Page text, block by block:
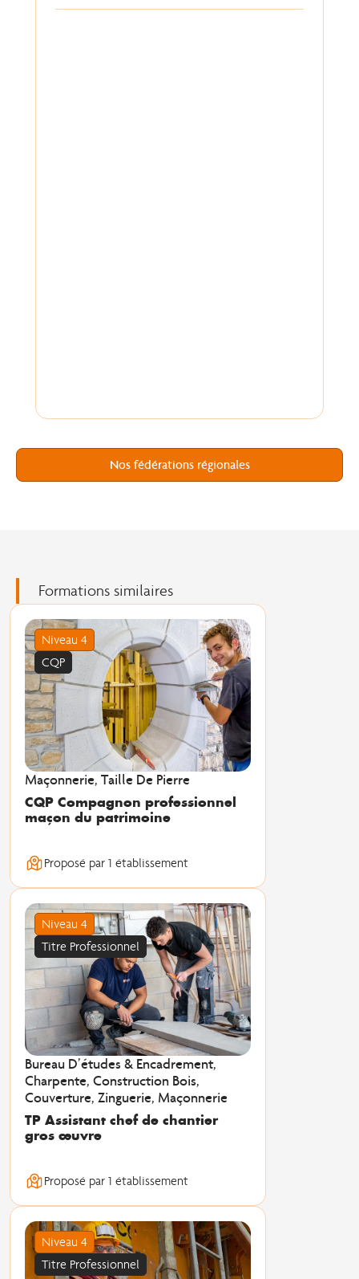
Nos fédérations régionales
Formations similaires
Niveau 4
CQP
Maçonnerie, Taille De Pierre
CQP Compagnon professionnel
maçon du patrimoine
Proposé par 1 établissement
Niveau 4
Titre Professionnel
Bureau D’études & Encadrement,
Charpente, Construction Bois,
Couverture, Zinguerie, Maçonnerie
TP Assistant chef de chantier
gros œuvre
Proposé par 1 établissement
Niveau 4
Titre Professionnel